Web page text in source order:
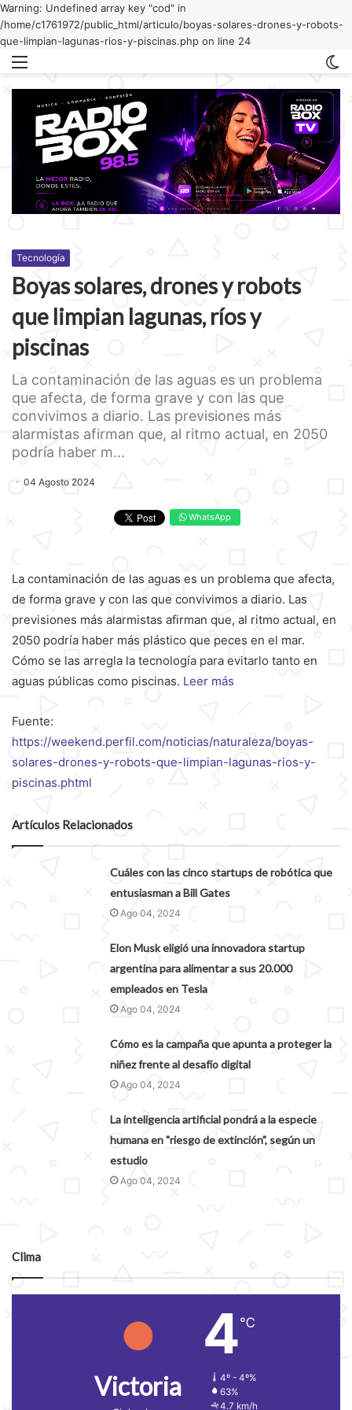
Warning: Undefined array key "cod" in
/home/c1761972/public_html/articulo/boyas-solares-drones-y-robots-
que-limpian-lagunas-rios-y-piscinas.php on line 24
Tecnología
Boyas solares, drones y robots
que limpian lagunas, ríos y
piscinas
La contaminación de las aguas es un problema
que afecta, de forma grave y con las que
convivimos a diario. Las previsiones más
alarmistas afirman que, al ritmo actual, en 2050
podría haber m...
04 Agosto 2024
WhatsApp
La contaminación de las aguas es un problema que afecta,
de forma grave y con las que convivimos a diario. Las
previsiones más alarmistas afirman que, al ritmo actual, en
2050 podría haber más plástico que peces en el mar.
Cómo se las arregla la tecnología para evitarlo tanto en
aguas públicas como piscinas. Leer más
Fuente:
https://weekend.perfil.com/noticias/naturaleza/boyas-
solares-drones-y-robots-que-limpian-lagunas-rios-y-
piscinas.phtml
Artículos Relacionados
Cuáles con las cinco startups de robótica que
entusiasman a Bill Gates
Ago 04, 2024
Elon Musk eligió una innovadora startup
argentina para alimentar a sus 20.000
empleados en Tesla
Ago 04, 2024
Cómo es la campaña que apunta a proteger la
niñez frente al desafío digital
Ago 04, 2024
La inteligencia artificial pondrá a la especie
humana en "riesgo de extinción", según un
estudio
Ago 04, 2024
Clima
Victoria
4℃
4º - 4º%
63%
4.7 km/h